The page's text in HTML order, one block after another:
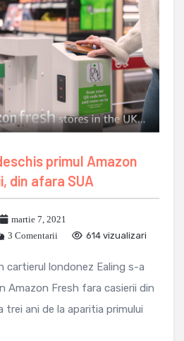
primul Amazon
din afara SUA
martie 7, 2021
3 Comentarii 614 vizualizari
cartierul londonez Ealing s-a
Amazon Fresh fara casierii din
ani de la aparitia primului